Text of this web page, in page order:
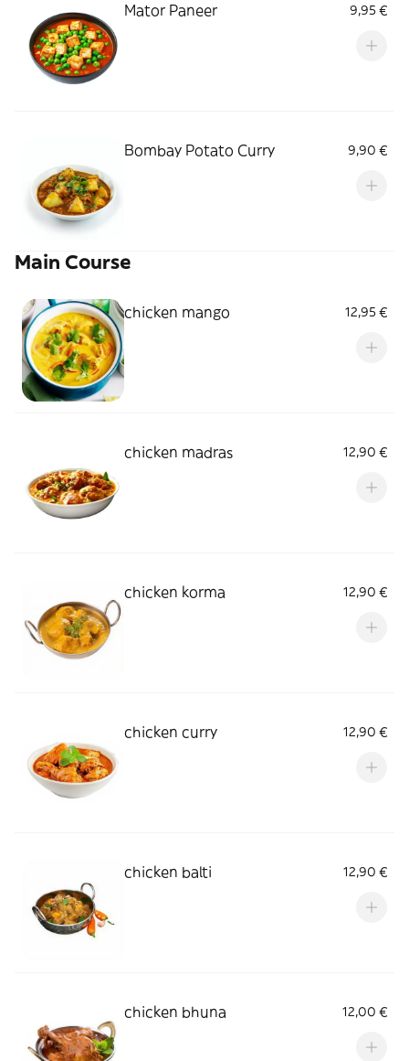
Mator Paneer 9,95 €
Bombay Potato Curry 9,90 €
Main Course
chicken mango 12,95 €
chicken madras 12,90 €
chicken korma 12,90 €
chicken curry 12,90 €
chicken balti 12,90 €
chicken bhuna 12,00 €